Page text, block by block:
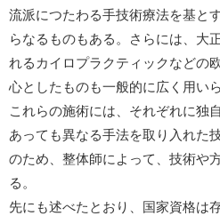
流派につたわる手技術療法を基と
らなるものもある。さらには、大
れるカイロプラクティックなどの
心としたものも一般的に広く用い
これらの施術には、それぞれに独
あっても異なる手法を取り入れた
のため、整体師によって、技術や
る。
先にも述べたとおり、国家資格は